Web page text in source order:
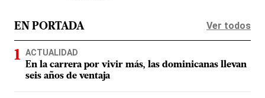
EN PORTADA Ver todos
ACTUALIDAD
En la carrera por vivir más, las dominicanas llevan
seis años de ventaja